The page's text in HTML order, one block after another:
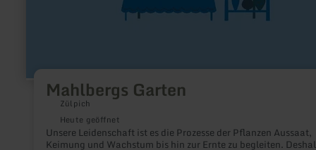
Mahlbergs Garten
Zülpich
Heute geöffnet
Unsere Leidenschaft ist es die Prozesse der Pflanzen Aussaat,
Keimung und Wachstum bis hin zur Ernte zu begleiten.